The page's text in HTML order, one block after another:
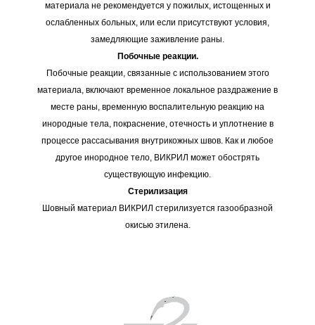
материала не рекомендуется у пожилых, истощенных и
ослабленных больных, или если присутствуют условия,
замедляющие заживление раны.
Побочные реакции.
Побочные реакции, связанные с использованием этого
материала, включают временное локальное раздражение в
месте раны, временную воспалительную реакцию на
инородные тела, покраснение, отечность и уплотнение в
процессе рассасывания внутрикожных швов. Как и любое
другое инородное тело, ВИКРИЛ может обострять
существующую инфекцию.
Стерилизация
Шовный материал ВИКРИЛ стерилизуется газообразной
окисью этилена.